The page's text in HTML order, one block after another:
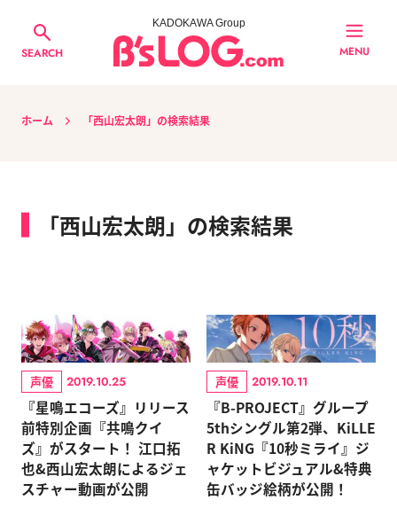
SEARCH
KADOKAWA Group
MENU
ホーム 「西山宏太朗」の検索結果
「西山宏太朗」の検索結果
声優 2019.10.25
『星鳴エコーズ』リリース
前特別企画『共鳴クイ
ズ』がスタート！ 江口拓
也&西山宏太朗によるジェ
スチャー動画が公開
声優 2019.10.11
『B-PROJECT』グループ
5thシングル第2弾、KiLLE
R KiNG『10秒ミライ』ジ
ャケットビジュアル&特典
缶バッジ絵柄が公開！